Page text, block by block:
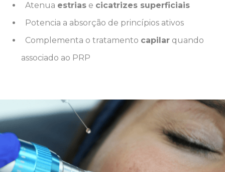
Atenua estrias e cicatrizes superficiais
Potencia a absorção de princípios ativos
Complementa o tratamento capilar quando
associado ao PRP